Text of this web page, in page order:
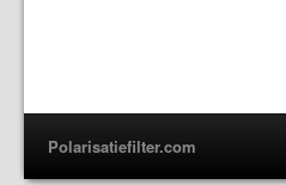
Polarisatiefilter.com